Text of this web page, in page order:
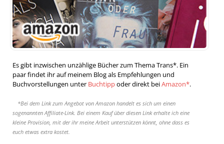
Es gibt inzwischen unzählige Bücher zum Thema Trans*. Ein
paar findet ihr auf meinem Blog als Empfehlungen und
Buchvorstellungen unter Buchtippoder direkt beiAmazon*.
*Bei dem Link zum Angebot von Amazon handelt es sich um einen
sogenannten Affiliate-Link. Bei einem Kauf über diesen Link erhalte ich eine
kleine Provision, mit der ihr meine Arbeit unterstützen könnt, ohne dass es
euch etwas extra kostet.